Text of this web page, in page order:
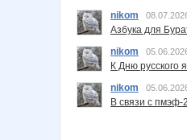
nikom
Азбука для
nikom
К Дню русского
nikom
В связи с пмэф-